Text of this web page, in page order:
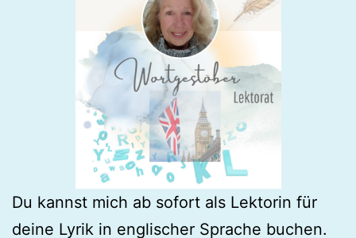
Du kannst mich ab sofort als Lektorin für
deine Lyrik in englischer Sprache buchen.